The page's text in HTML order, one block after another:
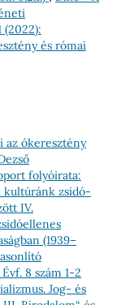
(2022):
és római
az ókeresztény
folyóirata:
kultúránk zsidó-
IV.
(1939–
8 szám 1-2
Jog- és